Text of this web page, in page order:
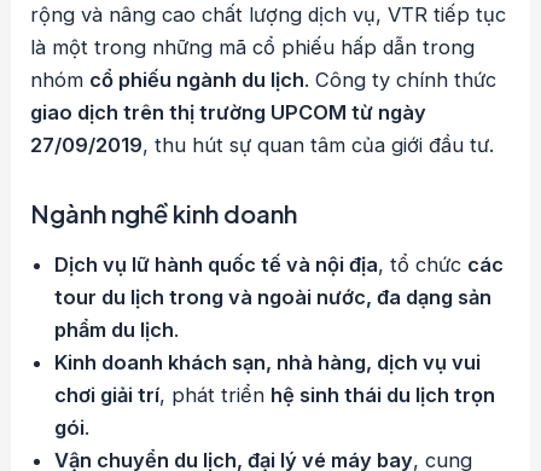
rộng và nâng cao chất lượng dịch vụ, VTR tiếp tục
là một trong những mã cổ phiếu hấp dẫn trong
nhóm cổ phiếu ngành du lịch. Công ty chính thức
giao dịch trên thị trường UPCOM từ ngày
27/09/2019, thu hút sự quan tâm của giới đầu tư.
Ngành nghề kinh doanh
Dịch vụ lữ hành quốc tế và nội địa, tổ chức các
tour du lịch trong và ngoài nước, đa dạng sản
phẩm du lịch.
Kinh doanh khách sạn, nhà hàng, dịch vụ vui
chơi giải trí, phát triển hệ sinh thái du lịch trọn
gói.
Vận chuyển du lịch, đại lý vé máy bay, cung